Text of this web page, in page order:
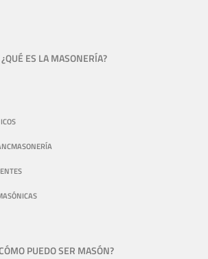
¿QUÉ ES LA MASONERÍA?
PUEDO SER MASÓN?